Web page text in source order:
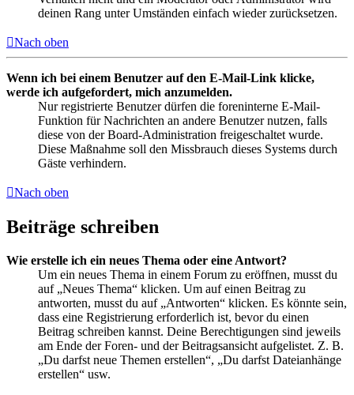
deinen Rang unter Umständen einfach wieder zurücksetzen.
Nach oben
Wenn ich bei einem Benutzer auf den E-Mail-Link klicke,
werde ich aufgefordert, mich anzumelden.
Nur registrierte Benutzer dürfen die foreninterne E-Mail-
Funktion für Nachrichten an andere Benutzer nutzen, falls
diese von der Board-Administration freigeschaltet wurde.
Diese Maßnahme soll den Missbrauch dieses Systems durch
Gäste verhindern.
Nach oben
Beiträge schreiben
Wie erstelle ich ein neues Thema oder eine Antwort?
Um ein neues Thema in einem Forum zu eröffnen, musst du
auf „Neues Thema“ klicken. Um auf einen Beitrag zu
antworten, musst du auf „Antworten“ klicken. Es könnte sein,
dass eine Registrierung erforderlich ist, bevor du einen
Beitrag schreiben kannst. Deine Berechtigungen sind jeweils
am Ende der Foren- und der Beitragsansicht aufgelistet. Z. B.
„Du darfst neue Themen erstellen“, „Du darfst Dateianhänge
erstellen“ usw.